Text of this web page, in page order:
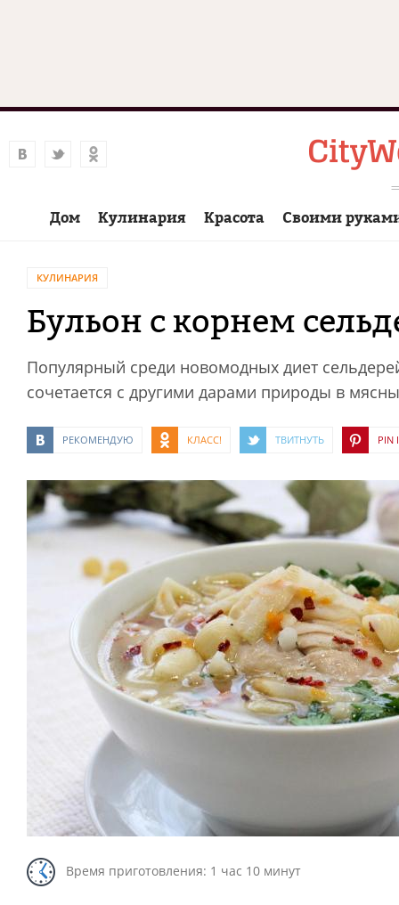
Дом Кулинария Красота Своими
КУЛИНАРИЯ
Бульон с корнем
Популярный среди новомодных диет
сочетается с другими дарами природы в
РЕКОМЕНДУЮ КЛАСС! ТВИТНУТЬ PIN
Время приготовления: 1 час 10 минут